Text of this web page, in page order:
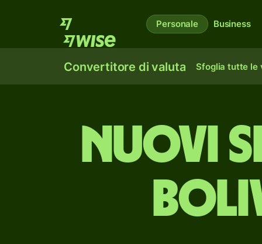
Personale Business
Convertitore di valuta Sfoglia tutte le
nuovi